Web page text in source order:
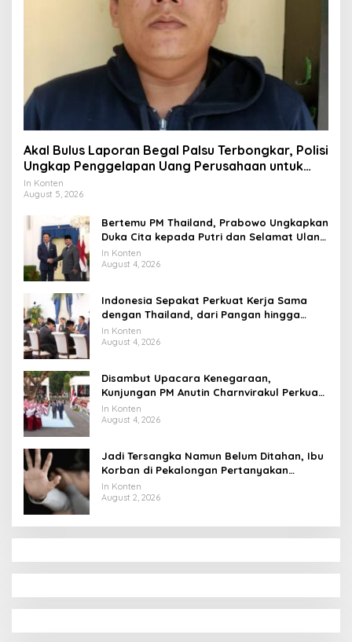
Akal Bulus Laporan Begal Palsu Terbongkar, Polisi
Ungkap Penggelapan Uang Perusahaan untuk
Crypto
In Konten
August 5, 2026
Bertemu PM Thailand, Prabowo Ungkapkan
Duka Cita kepada Putri dan Selamat Ulang
Tahun ke Raja Thailand
In Konten
August 4, 2026
Indonesia Sepakat Perkuat Kerja Sama
dengan Thailand, dari Pangan hingga
Ekonomi Digital
In Konten
August 4, 2026
Disambut Upacara Kenegaraan,
Kunjungan PM Anutin Charnvirakul Perkuat
Hubungan Indonesia-Thailand
In Konten
August 4, 2026
Jadi Tersangka Namun Belum Ditahan, Ibu
Korban di Pekalongan Pertanyakan
Keseriusan Polisi Tangani Kasus Rudapksa
Sampai Anaknya Hamil
In Konten
August 2, 2026